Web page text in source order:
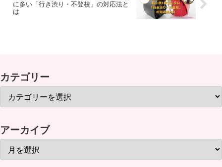
に多い「行き渋り・不登校」の対応法と
は
カテゴリー
アーカイブ